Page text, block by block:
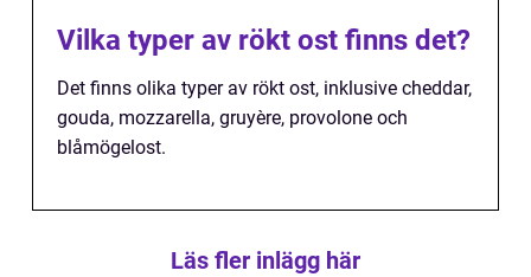
Vilka typer av rökt ost finns det?
Det finns olika typer av rökt ost, inklusive cheddar,
gouda, mozzarella, gruyère, provolone och
blåmögelost.
Läs fler inlägg här